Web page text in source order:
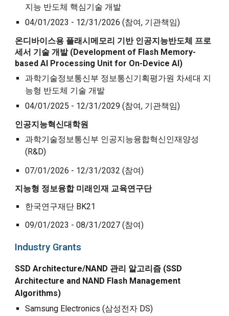
지능 반도체 핵심기술 개발
04/01/2023 - 12/31/2026 (참여, 기관책임)
온디바이스용 플래시메모리 기반 인공지능반도체 프로
세서 기술 개발 (Development of Flash Memory-
based AI Processing Unit for On-Device AI)
과학기술정보통신부 정보통신기획평가원 차세대 지
능형 반도체 기술 개발
04/01/2025 - 12/31/2029 (참여, 기관책임)
인공지능혁신대학원
과학기술정보통신부 인공지능융합혁신인재양성
(R&D)
07/01/2026 - 12/31/2032 (참여)
지능형 정보융합 미래인재 교육연구단
한국연구재단 BK21
09/01/2023 - 08/31/2027 (참여)
Industry Grants
SSD Architecture/NAND 관리 알고리즘 (SSD
Architecture and NAND F lash M anagement
A lgorithms)
Samsung Electronics (삼성전자 DS)